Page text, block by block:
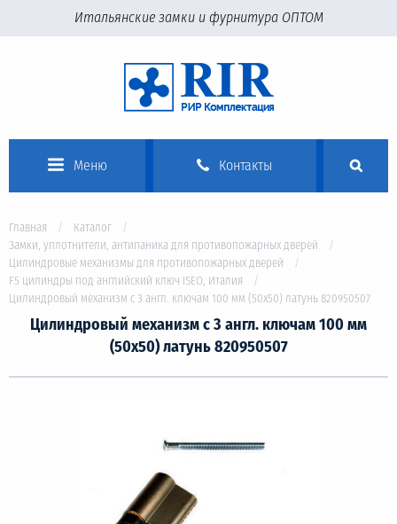
Итальянские замки и фурнитура ОПТОМ
Меню Контакты
Главная
Каталог
Замки, уплотнители, антипаника для противопожарных дверей
Цилиндровые механизмы для противопожарных дверей
F5 цилиндры под английский ключ ISEO, Италия
Цилиндровый механизм с 3 англ. ключам 100 мм (50х50) латунь 820950507
Цилиндровый механизм с 3 англ. ключам 100 мм
(50х50) латунь 820950507